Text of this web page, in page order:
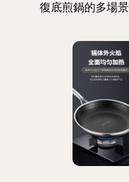
復底煎鍋的多場